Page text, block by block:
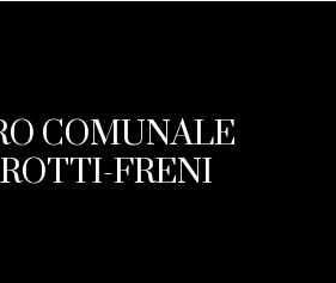
COMUNALE
FRENI